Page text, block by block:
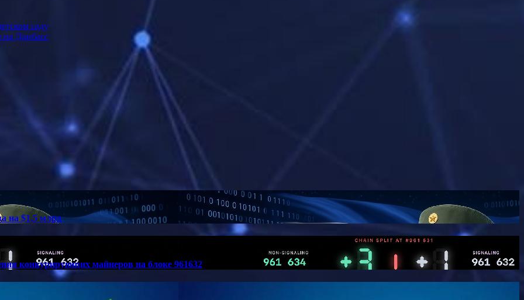
саду
на Донбасс
на $1,5 млрд
конкурирующих майнеров на блоке 961632